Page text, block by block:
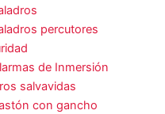
percutores
de Inmersión
salvavidas
con gancho